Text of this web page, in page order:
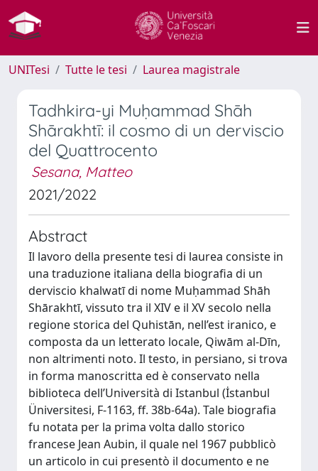
UNITesi Tutte le tesi Laurea magistrale
Tadhkira-yi Muḥammad Shāh
Shārakhtī: il cosmo di un derviscio
del Quattrocento
Sesana, Matteo
2021/2022
Abstract
Il lavoro della presente tesi di laurea consiste in
una traduzione italiana della biografia di un
derviscio khalwatī di nome Muḥammad Shāh
Shārakhtī, vissuto tra il XIV e il XV secolo nella
regione storica del Quhistān, nell’est iranico, e
composta da un letterato locale, Qiwām al-Dīn,
non altrimenti noto. Il testo, in persiano, si trova
in forma manoscritta ed è conservato nella
biblioteca dell’Università di Istanbul (İstanbul
Üniversitesi, F-1163, ff. 38b-64a). Tale biografia
fu notata per la prima volta dallo storico
francese Jean Aubin, il quale nel 1967 pubblicò
un articolo in cui presentò il documento e ne